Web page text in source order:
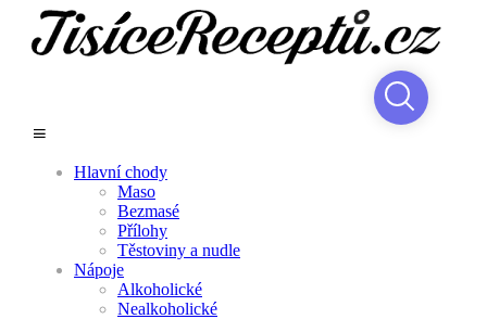
Hlavní chody
Maso
Bezmasé
Přílohy
Těstoviny a nudle
Nápoje
Alkoholické
Nealkoholické